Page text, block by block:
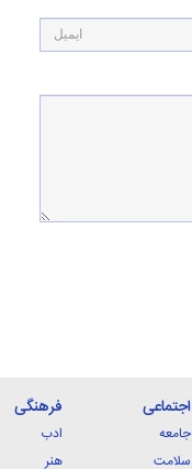
اجتماعی
جامعه
سلامت
فرهنگی
ادب
هنر